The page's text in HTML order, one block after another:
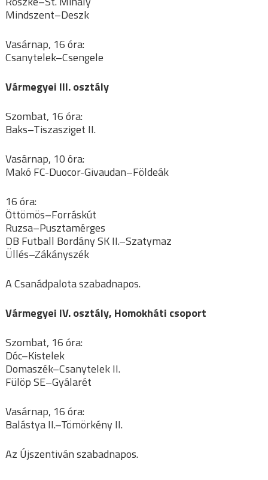
Mindszent–Deszk
Vasárnap, 16 óra:
Csanytelek–Csengele
Vármegyei III. osztály
Szombat, 16 óra:
Baks–Tiszasziget II.
Vasárnap, 10 óra:
Makó FC-Duocor-Givaudan–Földeák
16 óra:
Öttömös–Forráskút
Ruzsa–Pusztamérges
DB Futball Bordány SK II.–Szatymaz
Üllés–Zákányszék
A Csanádpalota szabadnapos.
Vármegyei IV. osztály, Homokháti csoport
Szombat, 16 óra:
Dóc–Kistelek
Domaszék–Csanytelek II.
Fülöp SE–Gyálarét
Vasárnap, 16 óra:
Balástya II.–Tömörkény II.
Az Újszentiván szabadnapos.